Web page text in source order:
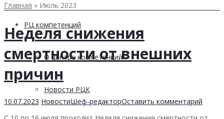
РЦ компетенций
О центре компетенций
Новости РЦК
Главная » Июль 2023
Неделя снижения
смертности от внешних
причин
10.07.2023 НовостиШеф-редакторОставить комментарий